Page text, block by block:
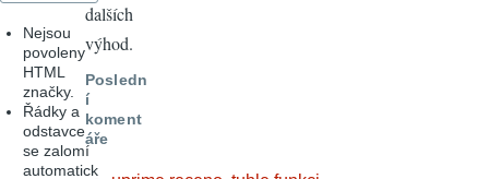
Nejsou
povoleny
HTML
značky.
Řádky a
odstavce
se zalomí
automatick
dalších
výhod.
Posledn
í
koment
áře